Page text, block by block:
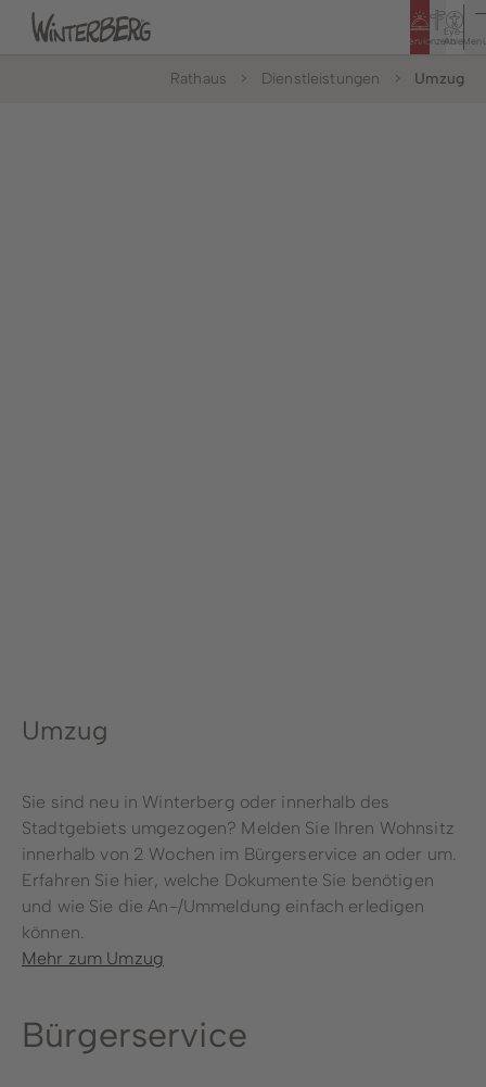
ServiceKonzern
Eye-
Able
Tourismus Rathaus
Bauhof
Rathaus Dienstleistungen Umzug
Umzug
Sie sind neu in Winterberg oder innerhalb des
Stadtgebiets umgezogen? Melden Sie Ihren Wohnsitz
innerhalb von 2 Wochen im Bürgerservice an oder um.
Erfahren Sie hier, welche Dokumente Sie benötigen
und wie Sie die An-/Ummeldung einfach erledigen
können.
Mehr zum Umzug
Bürgerservice